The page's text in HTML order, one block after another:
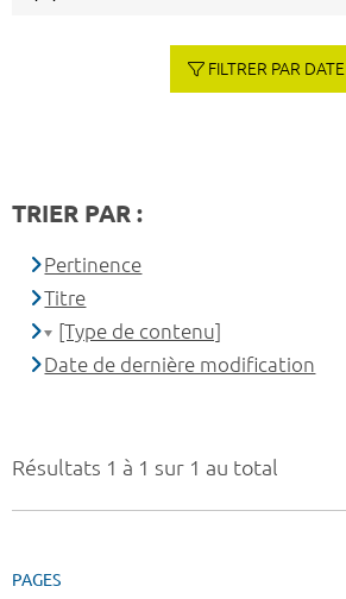
Résultats 1 à 1 sur 1 au total
PAGES
FILTRER PAR DATE
TRIER PAR :
Pertinence
Titre
[Type de contenu]
Date de dernière modification